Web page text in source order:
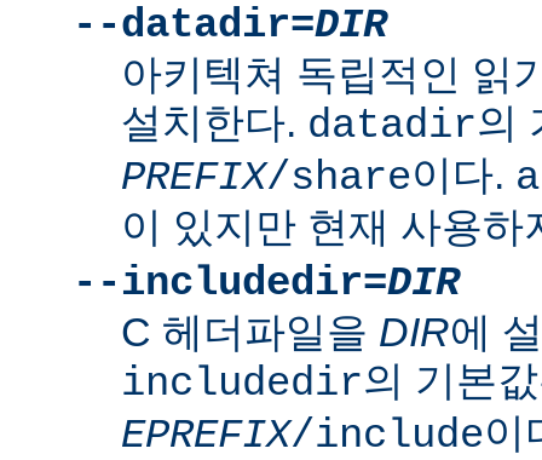
--datadir=DIR
아키텍쳐 독립적인 읽
설치한다. datadir의
PREFIX/share이다.
이 있지만 현재 사용하
--includedir=DIR
C 헤더파일을 DIR에
includedir의 기본
EPREFIX/include이